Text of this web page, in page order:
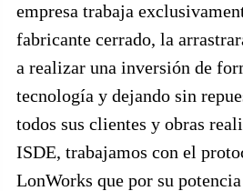
empresa trabaja
fabricante cerrado, la
a realizar una inversión de
tecnología y dejando sin
todos sus clientes y obras
ISDE, trabajamos con el
LonWorks que por su